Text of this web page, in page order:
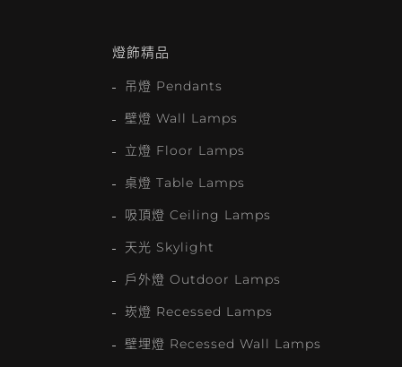
燈飾精品
吊燈 Pendants
壁燈 Wall Lamps
立燈 Floor Lamps
桌燈 Table Lamps
吸頂燈 Ceiling Lamps
天光 Skylight
戶外燈 Outdoor Lamps
崁燈 Recessed Lamps
壁埋燈 Recessed Wall Lamps